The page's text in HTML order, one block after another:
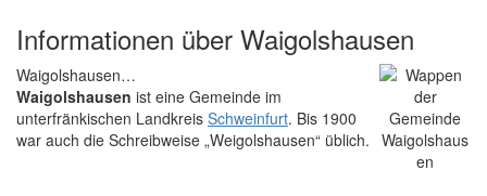
Informationen über Waigolshausen
Waigolshausen…
Waigolshausen ist eine Gemeinde im
unterfränkischen Landkreis Schweinfurt. Bis 1900
war auch die Schreibweise „Weigolshausen“ üblich.